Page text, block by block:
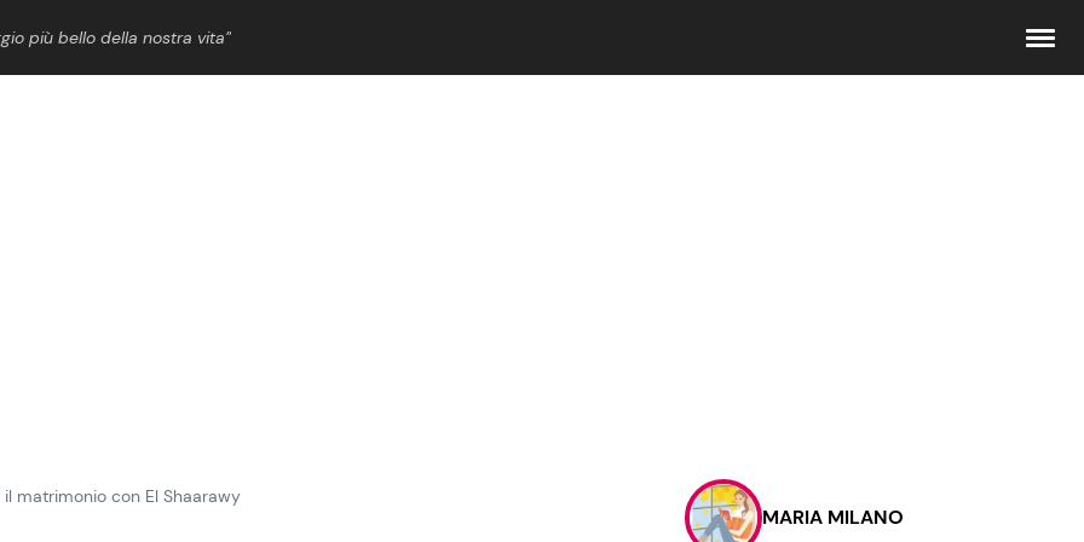
più bello della nostra vita”
Contattaci
Pubblicità
matrimonio con El Shaarawy
MARIA MILANO